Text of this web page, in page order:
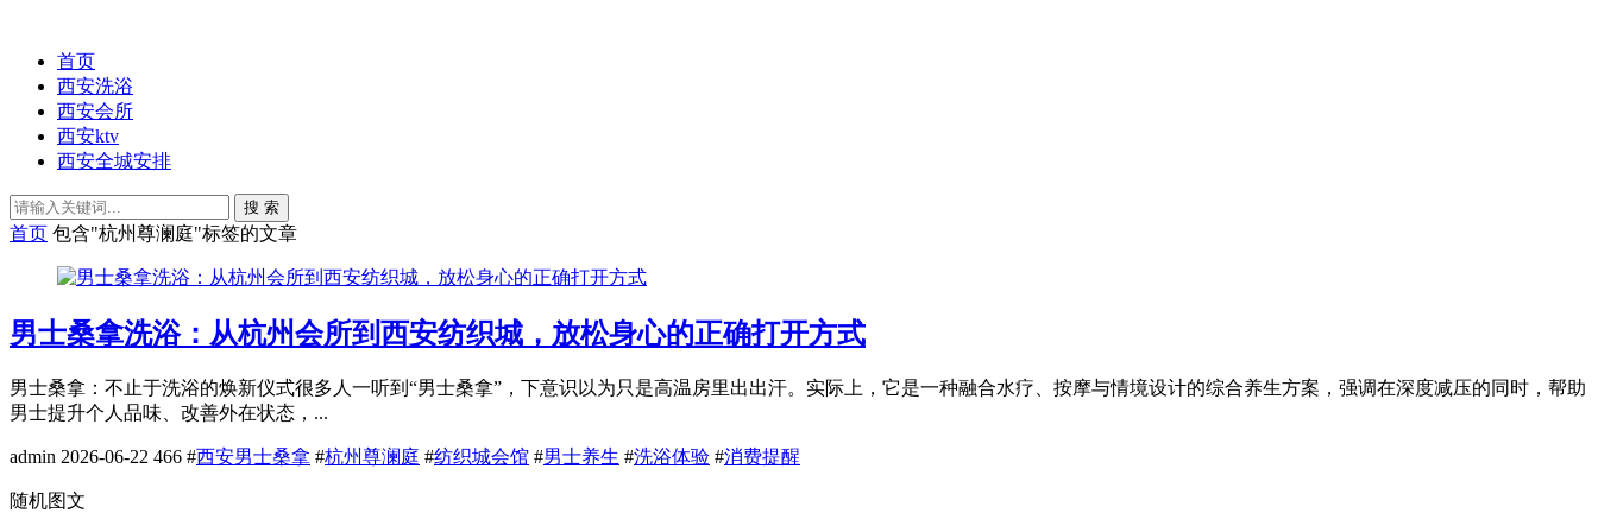
首页
西安洗浴
西安会所
西安ktv
西安全城安排
搜 索
首页 包含"杭州尊澜庭"标签的文章
男士桑拿洗浴：从杭州会所到西安纺织城，放松身心的正确打开方式
男士桑拿：不止于洗浴的焕新仪式很多人一听到“男士桑拿”，下意识以为只是高温房里出出汗。实际上，它是一种融合水疗、按摩与情境设计的综合养生方案，强调在深度减压的同时，帮助
男士提升个人品味、改善外在状态，...
admin 2026-06-22 466 #西安男士桑拿 #杭州尊澜庭 #纺织城会馆 #男士养生 #洗浴体验 #消费提醒
随机图文